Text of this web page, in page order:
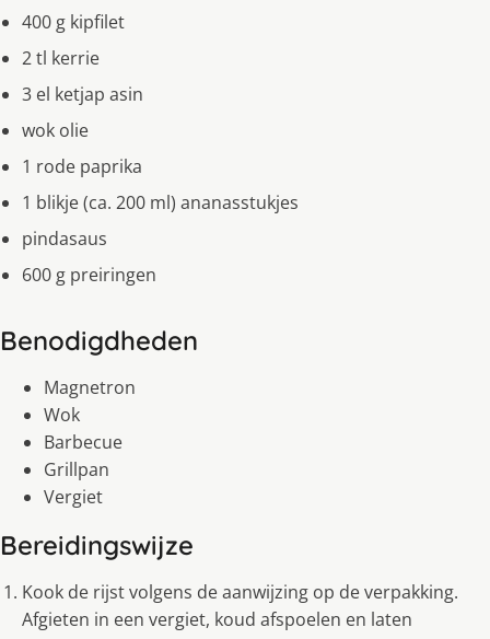
400 g kipfilet
2 tl kerrie
3 el ketjap asin
wok olie
1 rode paprika
1 blikje (ca. 200 ml) ananasstukjes
pindasaus
600 g preiringen
Benodigdheden
Magnetron
Wok
Barbecue
Grillpan
Vergiet
Bereidingswijze
Kook de rijst volgens de aanwijzing op de verpakking.
Afgieten in een vergiet, koud afspoelen en laten